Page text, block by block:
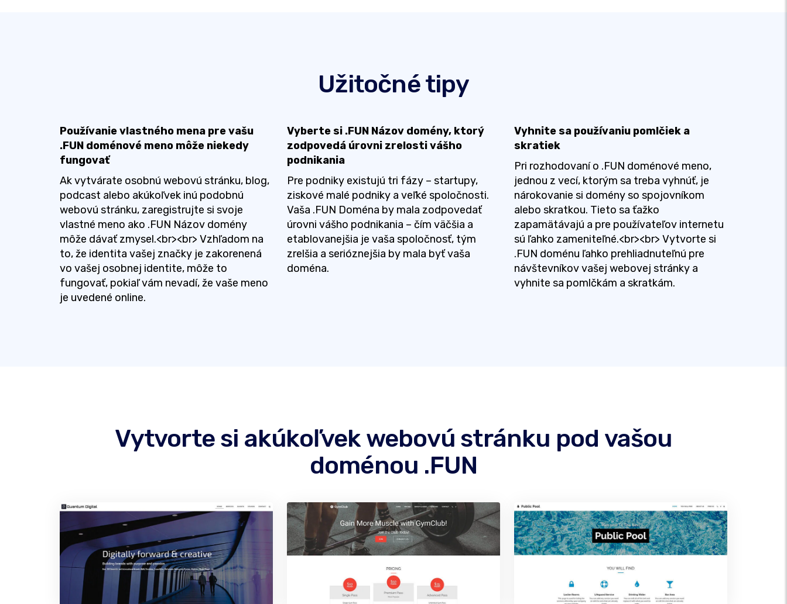
Užitočné tipy
Používanie vlastného mena pre vašu
.FUN doménové meno môže niekedy
fungovať
Ak vytvárate osobnú webovú stránku, blog,
podcast alebo akúkoľvek inú podobnú
webovú stránku, zaregistrujte si svoje
vlastné meno ako .FUN Názov domény
môže dávať zmysel.<br><br> Vzhľadom na
to, že identita vašej značky je zakorenená
vo vašej osobnej identite, môže to
fungovať, pokiaľ vám nevadí, že vaše meno
je uvedené online.
Vyberte si .FUN Názov domény, ktorý
zodpovedá úrovni zrelosti vášho
podnikania
Pre podniky existujú tri fázy – startupy,
ziskové malé podniky a veľké spoločnosti.
Vaša .FUN Doména by mala zodpovedať
úrovni vášho podnikania – čím väčšia a
etablovanejšia je vaša spoločnosť, tým
zrelšia a serióznejšia by mala byť vaša
doména.
Vyhnite sa používaniu pomlčiek a
skratiek
Pri rozhodovaní o .FUN doménové meno,
jednou z vecí, ktorým sa treba vyhnúť, je
nárokovanie si domény so spojovníkom
alebo skratkou. Tieto sa ťažko
zapamätávajú a pre používateľov internetu
sú ľahko zameniteľné.<br><br> Vytvorte si
.FUN doménu ľahko prehliadnuteľnú pre
návštevníkov vašej webovej stránky a
vyhnite sa pomlčkám a skratkám.
Vytvorte si akúkoľvek webovú stránku pod vašou
doménou .FUN